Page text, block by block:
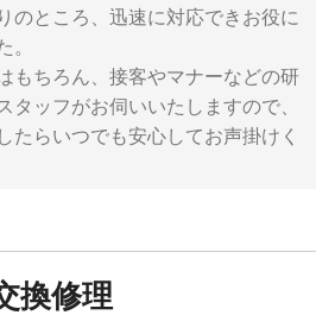
のところ、迅速に対応できお役に
もちろん、接客やマナーなどの研
タッフがお伺いいたしますので、
たらいつでも安心してお声掛けく
換修理